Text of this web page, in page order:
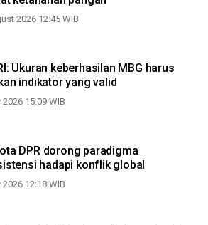
2026 12:45 WIB
Ukuran keberhasilan MBG harus
indikator yang valid
2026 15:09 WIB
DPR dorong paradigma
hadapi konflik global
2026 12:18 WIB